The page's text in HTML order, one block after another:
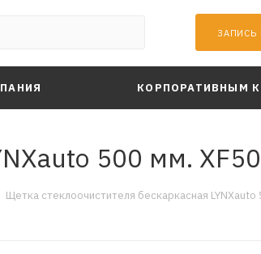
ЗАПИСЬ
КОРПОРАТИВНЫМ
500 мм.
Щетка стеклоочистителя бескаркасная